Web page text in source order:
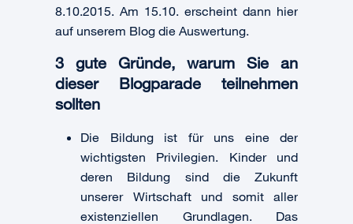
8.10.2015. Am 15.10. erscheint dann hier
auf unserem Blog die Auswertung.
3 gute Gründe, warum Sie an
dieser Blogparade teilnehmen
sollten
Die Bildung ist für uns eine der
wichtigsten Privilegien. Kinder und
deren Bildung sind die Zukunft
unserer Wirtschaft und somit aller
existenziellen Grundlagen. Das